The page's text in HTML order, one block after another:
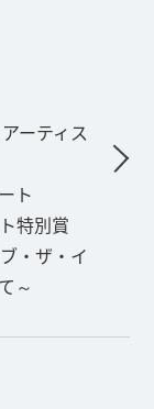
ーティス
ト
特別賞
・ザ・イ
～